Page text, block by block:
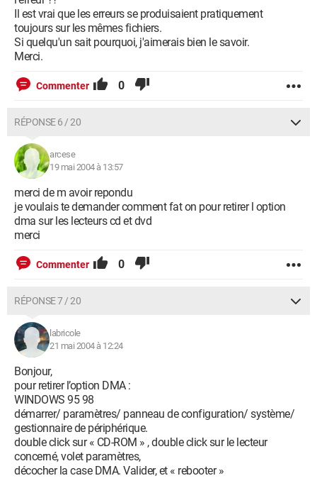
Il est vrai que les erreurs se produisaient pratiquement
toujours sur les mêmes fichiers.
Si quelqu'un sait pourquoi, j'aimerais bien le savoir.
Merci.
Commenter 0
RÉPONSE 6 / 20
arcese
19 mai 2004 à 13:57
merci de m avoir repondu
je voulais te demander comment fat on pour retirer l option
dma sur les lecteurs cd et dvd
merci
Commenter 0
RÉPONSE 7 / 20
labricole
21 mai 2004 à 12:24
Bonjour,
pour retirer l’option DMA :
WINDOWS 95 98
démarrer/ paramètres/ panneau de configuration/ système/
gestionnaire de périphérique.
double click sur « CD-ROM » , double click sur le lecteur
concerné, volet paramètres,
décocher la case DMA. Valider, et « rebooter »